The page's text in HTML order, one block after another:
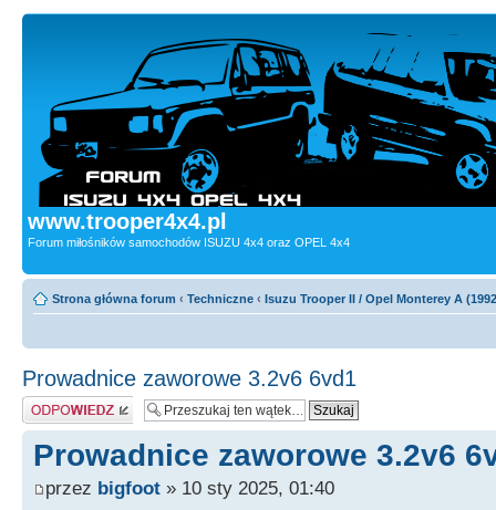
www.trooper4x4.pl
Forum miłośników samochodów ISUZU 4x4 oraz OPEL 4x4
Strona główna forum ‹ Techniczne ‹ Isuzu Trooper II / Opel Monterey A
Prowadnice zaworowe 3.2v6 6vd1
Odpowiedz
Prowadnice zaworowe 3.2v6
przez bigfoot » 10 sty 2025, 01:40